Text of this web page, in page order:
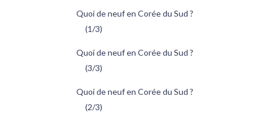
Quoi de neuf en Corée du Sud ?
(1/3)
Quoi de neuf en Corée du Sud ?
(3/3)
Quoi de neuf en Corée du Sud ?
(2/3)